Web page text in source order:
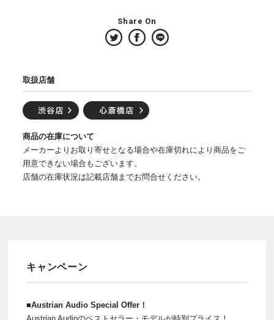
Share On
取扱店舗
商品の在庫について
メーカーよりお取り寄せとなる場合や在庫切れにより商品をご
用意できない場合もございます。
店舗の在庫状況は記載店舗までお問合せください。
キャンペーン
■Austrian Audio Special Offer！